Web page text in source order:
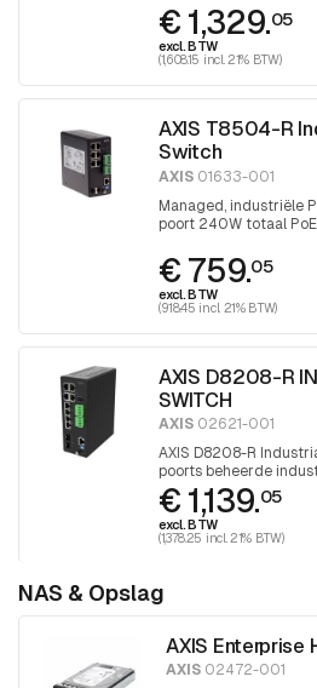
€ 1,329.05
excl. BTW
(1,608.15 incl. 21% BTW)
AXIS T8504-R
Switch
AXIS 01633-001
Managed, industriële
poort 240W totaal
aansluiting
€ 759.05
excl. BTW
(918.45 incl. 21% BTW)
AXIS D8208-R
SWITCH
AXIS 02621-001
AXIS D8208-R
poorts beheerde
switch.
€ 1,139.05
excl. BTW
(1,378.25 incl. 21% BTW)
NAS & Opslag
AXIS Enterprise
AXIS 02472-001